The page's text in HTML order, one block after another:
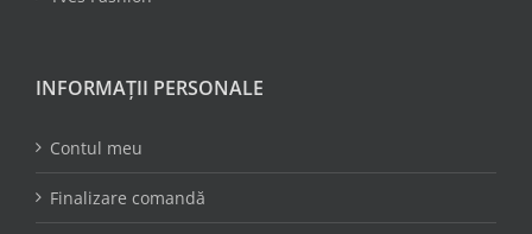
INFORMAȚII PERSONALE
Contul meu
Finalizare comandă